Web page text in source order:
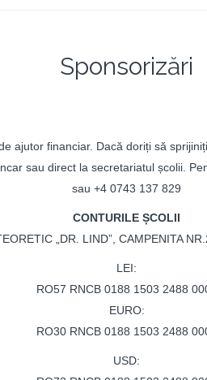
Sponsorizări
ajutor financiar. Dacă doriți să
sau direct la secretariatul școlii.
sau +4 0743 137 829
CONTURILE ȘCOLII
„DR. LIND”, CAMPENITA
LEI:
RO57 RNCB 0188 1503 2488
EURO:
RO30 RNCB 0188 1503 2488
USD: